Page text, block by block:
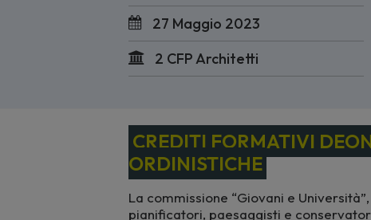
27 Maggio 2023
2 CFP Architetti
CREDITI FORMATIVI
ORDINISTICHE
La commissione “Giovani e
pianificatori, paesaggisti e